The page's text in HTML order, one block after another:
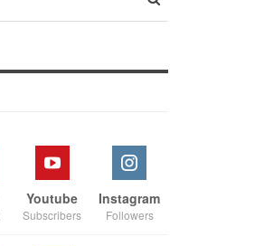
Youtube
Subscribers
Instagram
Followers